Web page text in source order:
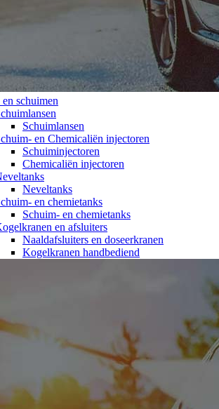
en schuimen
Schuimlansen
en Chemicaliën injectoren
Schuiminjectoren
Chemicaliën injectoren
Neveltanks
en chemietanks
Schuim- en chemietanks
en afsluiters
Naaldafsluiters en doseerkranen
Kogelkranen handbediend